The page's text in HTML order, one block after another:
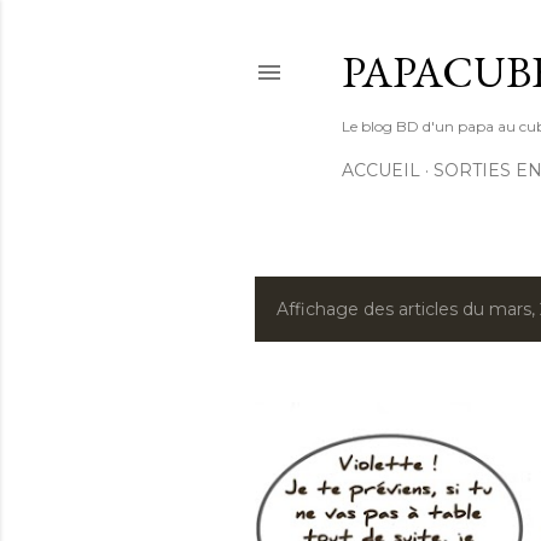
Le blog BD d'un papa au
ACCUEIL SORTIES
A
c
Affichage des articles du mars,